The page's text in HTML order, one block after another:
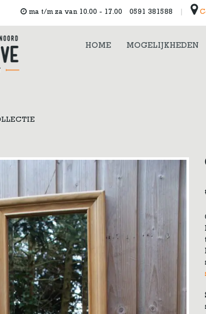
ma t/m za van 10.00 - 17.00 0591 381588
HOME MOGELIJKHEDEN